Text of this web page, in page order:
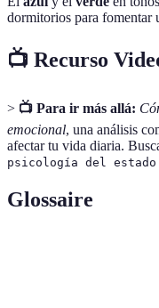
dormitorios para fomentar
📺 Recurso
> 📺 Para ir más allá:
emocional, una análisis
afectar tu vida diaria.
psicología del estado
Glossaire